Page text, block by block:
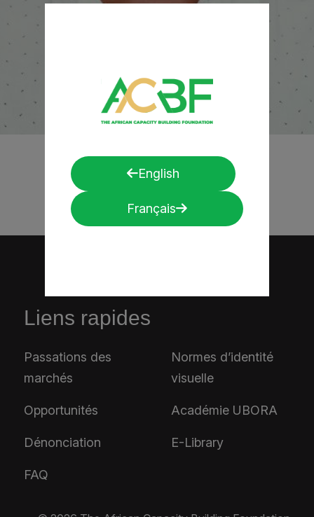
English
Français
Liens rapides
Passations des
marchés
Normes d’identité
visuelle
Opportunités Académie UBORA
Dénonciation E-Library
FAQ